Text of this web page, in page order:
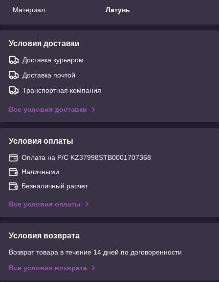
Материал Латунь
Условия доставки
Доставка курьером
Доставка почтой
Транспортная компания
Все условия доставки
Условия оплаты
Оплата на Р/С KZ37998STB0001707368
Наличными
Безналичный расчет
Все условия оплаты
Условия возврата
Возврат товара в течение 14 дней по договоренности
Все условия возврата